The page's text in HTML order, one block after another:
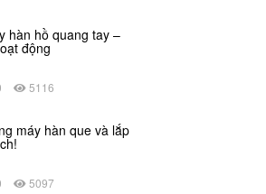
hàn hồ quang tay –
động
5116
máy hàn que và lắp
5097